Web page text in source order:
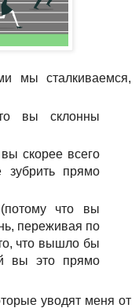
мы сталкиваемся,
вы склонны
скорее всего
зубрить прямо
что вы
переживая по
что вышло бы
вы это прямо
уводят меня от